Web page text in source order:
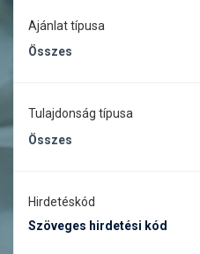
Ajánlat típusa
Összes
Tulajdonság típusa
Összes
Hirdetéskód